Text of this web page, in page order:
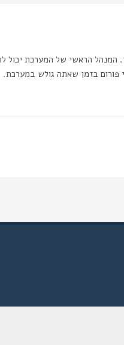
המנהל הראשי של המערכת יכול
פורום בזמן שאתה גולש במערכת.